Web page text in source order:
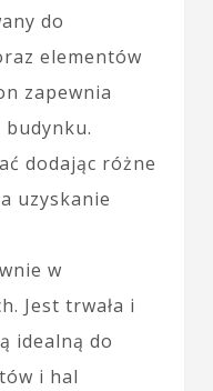
do
elementów
zapewnia
dodając różne
uzyskanie
w
Jest trwała i
idealną do
i hal